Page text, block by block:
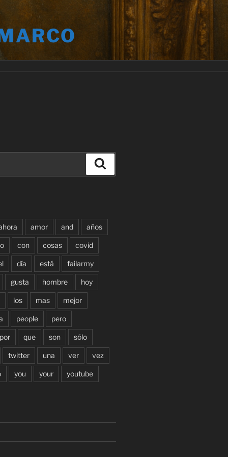
amor and años
con cosas covid
día está failarmy
gusta hombre hoy
los mas mejor
people pero
que son sólo
twitter una ver vez
you your youtube